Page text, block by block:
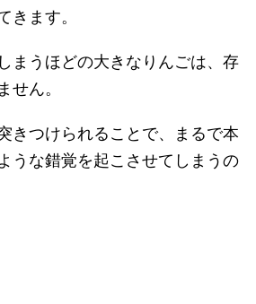
きます。
まうほどの大きなりんごは、存
せん。
きつけられることで、まるで本
うな錯覚を起こさせてしまうの